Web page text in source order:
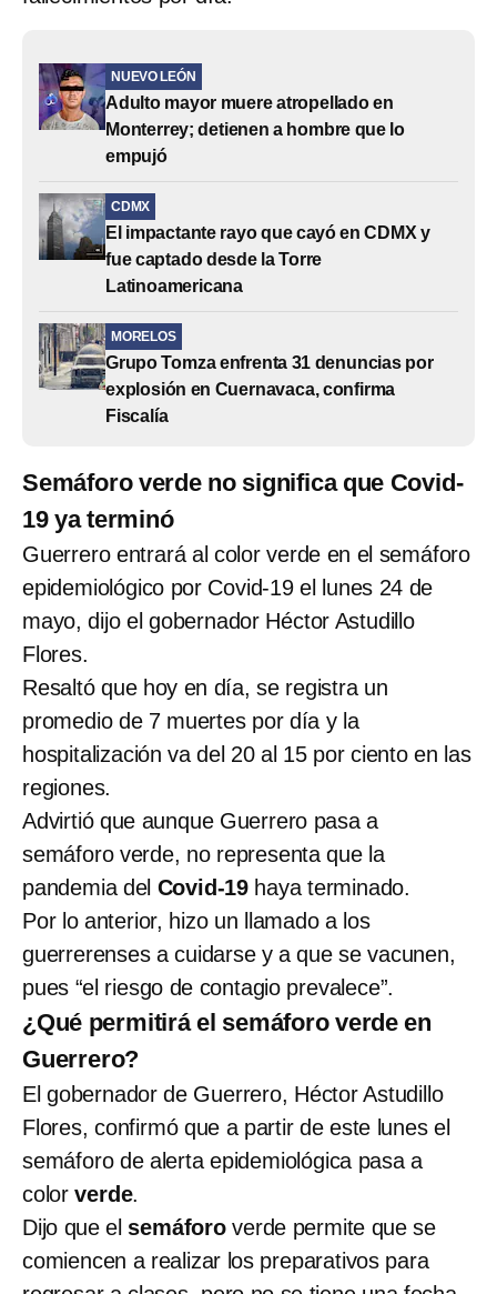
NUEVO LEÓN
Adulto mayor muere atropellado en
Monterrey; detienen a hombre que lo
empujó
CDMX
El impactante rayo que cayó en CDMX y
fue captado desde la Torre
Latinoamericana
MORELOS
Grupo Tomza enfrenta 31 denuncias por
explosión en Cuernavaca, confirma
Fiscalía
Semáforo verde no significa que Covid-
19 ya terminó
Guerrero entrará al color verde en el semáforo
epidemiológico por Covid-19 el lunes 24 de
mayo, dijo el gobernador Héctor Astudillo
Flores.
Resaltó que hoy en día, se registra un
promedio de 7 muertes por día y la
hospitalización va del 20 al 15 por ciento en las
regiones.
Advirtió que aunque Guerrero pasa a
semáforo verde, no representa que la
pandemia del Covid-19 haya terminado.
Por lo anterior, hizo un llamado a los
guerrerenses a cuidarse y a que se vacunen,
pues “el riesgo de contagio prevalece”.
¿Qué permitirá el semáforo verde en
Guerrero?
El gobernador de Guerrero, Héctor Astudillo
Flores, confirmó que a partir de este lunes el
semáforo de alerta epidemiológica pasa a
colorverde.
Dijo que el semáforoverde permite que se
comiencen a realizar los preparativos para